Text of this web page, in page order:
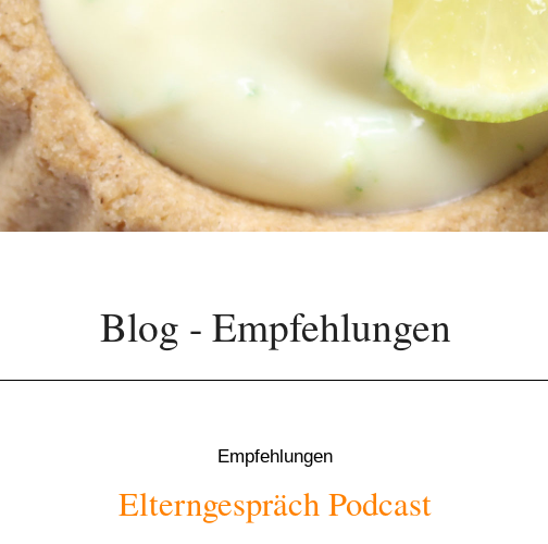
Blog - Empfehlungen
Empfehlungen
Elterngespräch Podcast